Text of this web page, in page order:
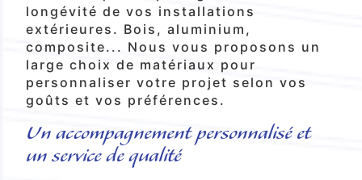
longévité de vos installations
extérieures. Bois, aluminium,
composite... Nous vous proposons un
large choix de matériaux pour
personnaliser votre projet selon vos
goûts et vos préférences.
Un accompagnement personnalisé et
un service de qualité